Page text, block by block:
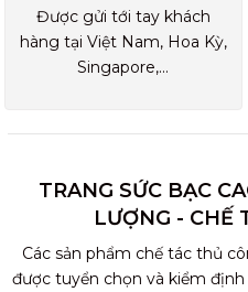
Được gửi tới tay khách
hàng tại Việt Nam, Hoa Kỳ,
Singapore,...
TRANG SỨC BẠC
LƯỢNG - CHẾ
Các sản phẩm chế tác thủ
được tuyển chọn và kiểm